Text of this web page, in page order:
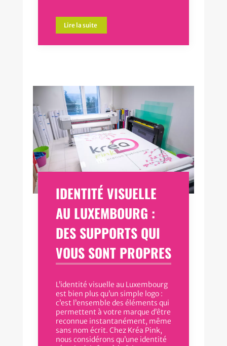
Lire la suite
IDENTITÉ VISUELLE
AU LUXEMBOURG :
DES SUPPORTS QUI
VOUS SONT PROPRES
L’identité visuelle au Luxembourg
est bien plus qu’un simple logo :
c’est l’ensemble des éléments qui
permettent à votre marque d’être
reconnue instantanément, même
sans nom écrit. Chez Kréa Pink,
nous considérons qu’une identité